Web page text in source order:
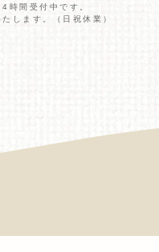
時間受付中です。
します。（日祝休業）